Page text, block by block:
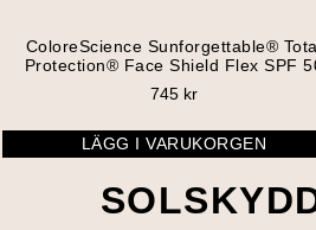
ColoreScience Sunforgettable®
Protection® Face Shield Flex SPF
745 kr
LÄGG I VARUKORGEN